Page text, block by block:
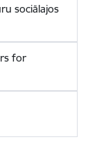
sociālajos
for